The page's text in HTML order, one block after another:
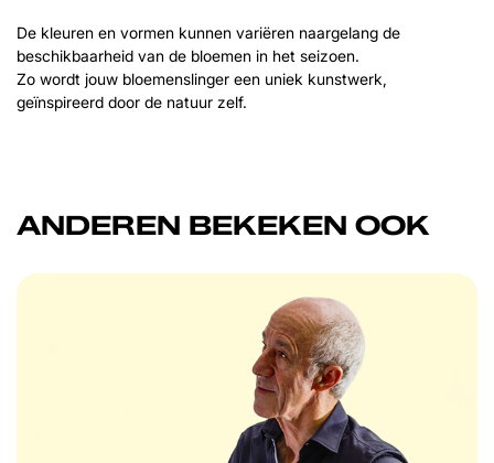
De kleuren en vormen kunnen variëren naargelang de
beschikbaarheid van de bloemen in het seizoen.
Zo wordt jouw bloemenslinger een uniek kunstwerk,
geïnspireerd door de natuur zelf.
ANDEREN BEKEKEN OOK
Overslaan